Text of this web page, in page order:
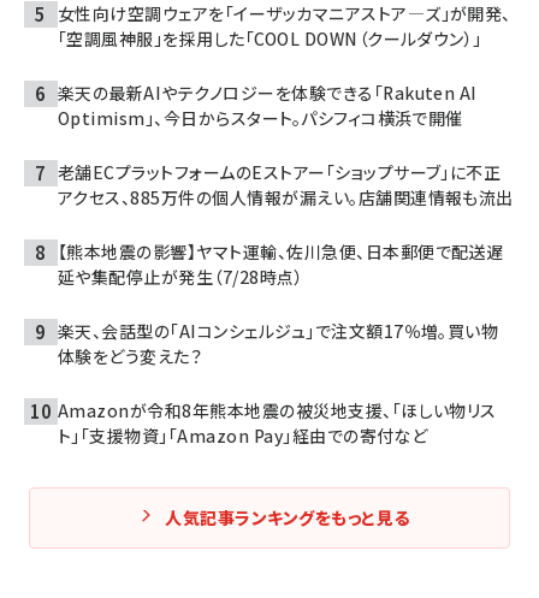
女性向け空調ウェアを「イーザッカマニアストア―ズ」が開発、
「空調風神服」を採用した「COOL DOWN（クールダウン）」
楽天の最新AIやテクノロジーを体験できる「Rakuten AI
Optimism」、今日からスタート。パシフィコ横浜で開催
老舗ECプラットフォームのEストアー「ショップサーブ」に不正
アクセス、885万件の個人情報が漏えい。店舗関連情報も流出
【熊本地震の影響】ヤマト運輸、佐川急便、日本郵便で配送遅
延や集配停止が発生（7/28時点）
楽天、会話型の「AIコンシェルジュ」で注文額17％増。買い物
体験をどう変えた？
Amazonが令和8年熊本地震の被災地支援、「ほしい物リス
ト」「支援物資」「Amazon Pay」経由での寄付など
人気記事ランキングをもっと見る